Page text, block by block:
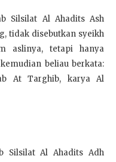
Silsilat Al Ahadits Ash
tidak disebutkan syeikh
aslinya, tetapi hanya
beliau berkata:
At Targhib, karya Al
Silsilat Al Ahadits Adh